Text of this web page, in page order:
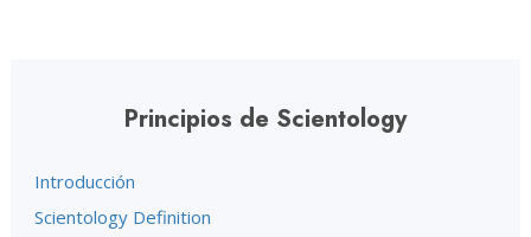
Principios de Scientology
Introducción
Scientology Definition